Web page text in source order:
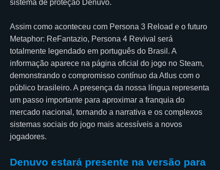
sistema de proteção Denuvo.
Assim como aconteceu com Persona 3 Reload e o futuro
Metaphor: ReFantazio, Persona 4 Revival será
totalmente legendado em português do Brasil. A
informação aparece na página oficial do jogo no Steam,
demonstrando o compromisso contínuo da Atlus com o
público brasileiro. A presença da nossa língua representa
um passo importante para aproximar a franquia do
mercado nacional, tornando a narrativa e os complexos
sistemas sociais do jogo mais acessíveis a novos
jogadores.
Denuvo estará presente na versão para